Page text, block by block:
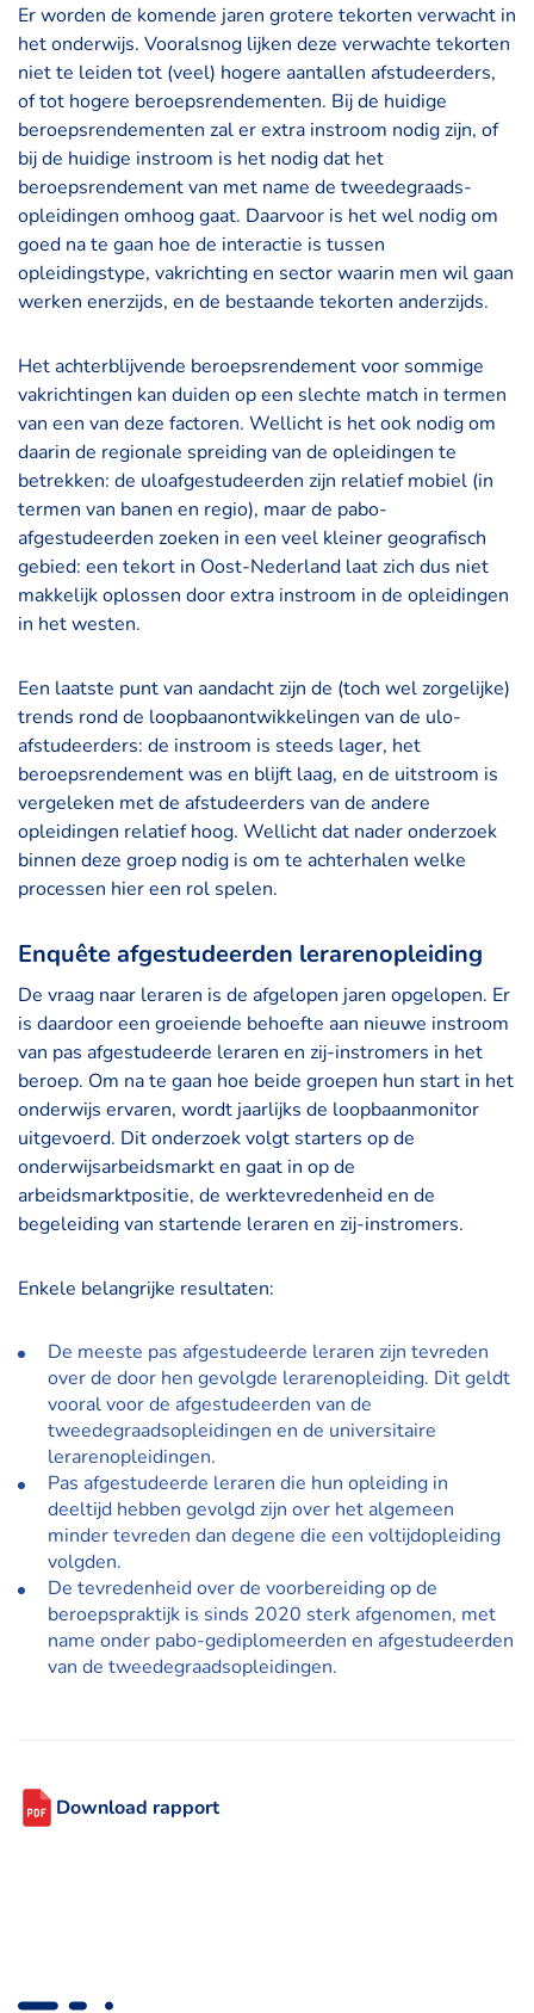
Er worden de komende jaren grotere tekorten verwacht in
het onderwijs. Vooralsnog lijken deze verwachte tekorten
niet te leiden tot (veel) hogere aantallen afstudeerders,
of tot hogere beroepsrendementen. Bij de huidige
beroepsrendementen zal er extra instroom nodig zijn, of
bij de huidige instroom is het nodig dat het
beroepsrendement van met name de tweedegraads-
opleidingen omhoog gaat. Daarvoor is het wel nodig om
goed na te gaan hoe de interactie is tussen
opleidingstype, vakrichting en sector waarin men wil gaan
werken enerzijds, en de bestaande tekorten anderzijds.
Het achterblijvende beroepsrendement voor sommige
vakrichtingen kan duiden op een slechte match in termen
van een van deze factoren. Wellicht is het ook nodig om
daarin de regionale spreiding van de opleidingen te
betrekken: de uloafgestudeerden zijn relatief mobiel (in
termen van banen en regio), maar de pabo-
afgestudeerden zoeken in een veel kleiner geografisch
gebied: een tekort in Oost-Nederland laat zich dus niet
makkelijk oplossen door extra instroom in de opleidingen
in het westen.
Een laatste punt van aandacht zijn de (toch wel zorgelijke)
trends rond de loopbaanontwikkelingen van de ulo-
afstudeerders: de instroom is steeds lager, het
beroepsrendement was en blijft laag, en de uitstroom is
vergeleken met de afstudeerders van de andere
opleidingen relatief hoog. Wellicht dat nader onderzoek
binnen deze groep nodig is om te achterhalen welke
processen hier een rol spelen.
Enquête afgestudeerden lerarenopleiding
De vraag naar leraren is de afgelopen jaren opgelopen. Er
is daardoor een groeiende behoefte aan nieuwe instroom
van pas afgestudeerde leraren en zij-instromers in het
beroep. Om na te gaan hoe beide groepen hun start in het
onderwijs ervaren, wordt jaarlijks de loopbaanmonitor
uitgevoerd. Dit onderzoek volgt starters op de
onderwijsarbeidsmarkt en gaat in op de
arbeidsmarktpositie, de werktevredenheid en de
begeleiding van startende leraren en zij-instromers.
Enkele belangrijke resultaten:
De meeste pas afgestudeerde leraren zijn tevreden
over de door hen gevolgde lerarenopleiding. Dit geldt
vooral voor de afgestudeerden van de
tweedegraadsopleidingen en de universitaire
lerarenopleidingen.
Pas afgestudeerde leraren die hun opleiding in
deeltijd hebben gevolgd zijn over het algemeen
minder tevreden dan degene die een voltijdopleiding
volgden.
De tevredenheid over de voorbereiding op de
beroepspraktijk is sinds 2020 sterk afgenomen, met
name onder pabo-gediplomeerden en afgestudeerden
van de tweedegraadsopleidingen.
Download rapport